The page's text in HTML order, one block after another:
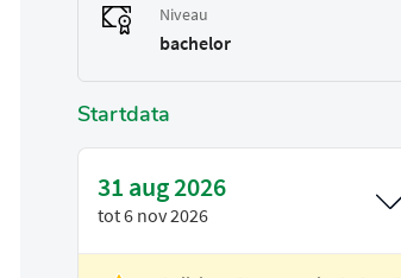
Niveau
bachelor
Startdata
31 aug 2026
tot6 nov 2026